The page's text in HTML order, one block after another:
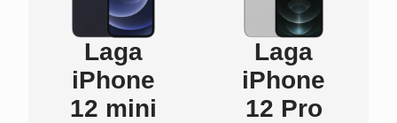
Laga
iPhone
12 mini
Laga
iPhone
12 Pro